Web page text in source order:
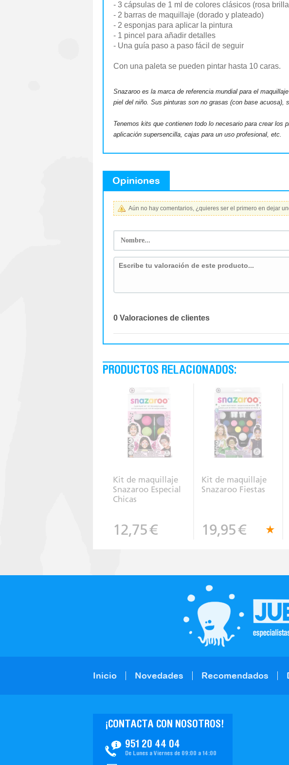
- 3 cápsulas de 1 ml de colores clásicos (rosa
- 2 barras de maquillaje (dorado y plateado)
- 2 esponjas para aplicar la pintura
- 1 pincel para añadir detalles
- Una guía paso a paso fácil de seguir
Con una paleta se pueden pintar hasta 10 caras.
Snazaroo es la marca de referencia mundial para el
piel del niño. Sus pinturas son no grasas (con base
Tenemos kits que contienen todo lo necesario para crear los
aplicación supersencilla, cajas para un uso profesional, etc.
Opiniones
Aún no hay comentarios, ¿quieres ser el primero en dejar
0 Valoraciones de clientes
PRODUCTOS RELACIONADOS:
Kit de maquillaje
Snazaroo Especial
Chicas
12,75€
Kit de maquillaje
Snazaroo Fiestas
19,95€
Inicio Novedades Recomendados
951 20 44 04
¡CONTACTA CON NOSOTROS!
De Lunes a Viernes de 09:00 a 14:00